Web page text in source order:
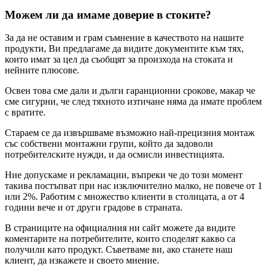
Можем ли да имаме доверие в стоките?
За да не оставим и грам съмнение в качеството на нашите
продукти, Ви предлагаме да видите документите към тях,
които имат за цел да съобщят за произхода на стоката и
нейните плюсове.
Освен това сме дали и дълги гаранционни срокове, макар че
сме сигурни, че след тяхното изтичане няма да имате проблем
с вратите.
Стараем се да извършваме възможно най-прецизния монтаж
със собствени монтажни групи, който да задоволи
потребителските нужди, и да осмисли инвестицията.
Ние допускаме и рекламации, въпреки че до този момент
такива постъпват при нас изключително малко, не повече от 1
или 2%. Работим с множество клиенти в столицата, а от 4
години вече и от други градове в страната.
В страниците на официалния ни сайт можете да видите
коментарите на потребителите, които споделят какво са
получили като продукт. Съветваме ви, ако станете наш
клиент, да изкажете и своето мнение.